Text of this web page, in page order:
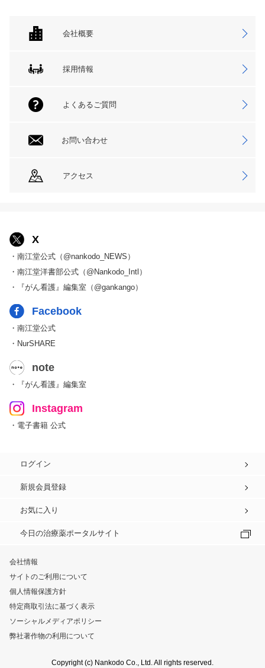
会社概要
採用情報
よくあるご質問
お問い合わせ
アクセス
X
・南江堂公式（@nankodo_NEWS）
・南江堂洋書部公式（@Nankodo_Intl）
・『がん看護』編集室（@gankango）
Facebook
・南江堂公式
・NurSHARE
note
・『がん看護』編集室
Instagram
・電子書籍 公式
ログイン
新規会員登録
お気に入り
今日の治療薬ポータルサイト
会社情報
サイトのご利用について
個人情報保護方針
特定商取引法に基づく表示
ソーシャルメディアポリシー
弊社著作物の利用について
Copyright (c) Nankodo Co., Ltd. All rights reserved.